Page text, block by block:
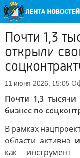
Почти 1,3
открыли
11 июня 2026, 15:05
Почти 1,3
бизнес по
В рамках
области активно
как